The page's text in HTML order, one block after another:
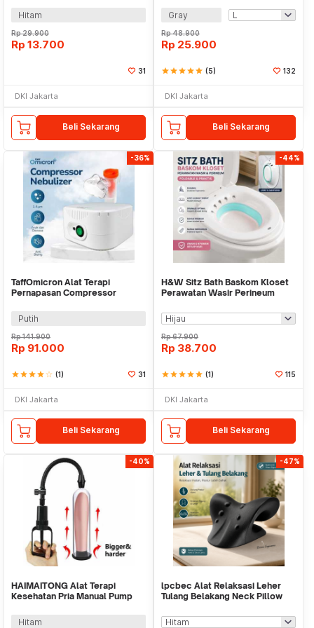
Hitam
Rp29.900
Rp 13.700
31
DKI Jakarta
Beli Sekarang
Gray
Rp48.900
Rp 25.900
starstarstarstarstar (5) 132
DKI Jakarta
Beli Sekarang
-36%
TaffOmicron Alat Terapi
Pernapasan Compressor
Putih
Rp141.900
Rp 91.000
starstarstarstarstar_border (1) 31
DKI Jakarta
Beli Sekarang
-44%
H&W Sitz Bath Baskom Kloset
Perawatan Wasir Perineum
Rp67.900
Rp 38.700
starstarstarstarstar (1) 115
DKI Jakarta
Beli Sekarang
-40%
HAIMAITONG Alat Terapi
Kesehatan Pria Manual Pump
Hitam
-47%
lpcbec Alat Relaksasi Leher
Tulang Belakang Neck Pillow